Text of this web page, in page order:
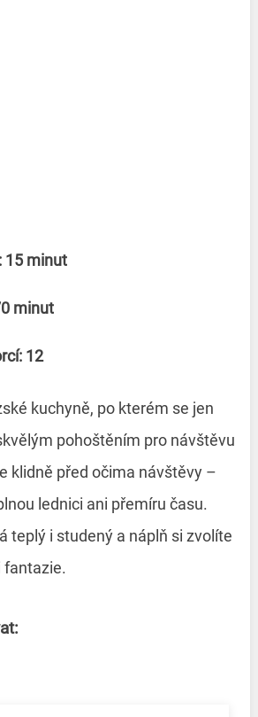
15 minut
minut
12
kuchyně, po kterém se jen
pohoštěním pro návštěvu
klidně před očima návštěvy –
lednici ani přemíru času.
teplý i studený a náplň si zvolíte
fantazie.